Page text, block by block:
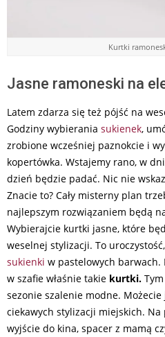
Kurtki
Jasne ramoneski na
Latem zdarza się też pójść na
Godziny wybierania sukienek,
zrobione wcześniej paznokcie i
kopertówka. Wstajemy rano, w
dzień będzie padać. Nic nie
Znacie to? Cały misterny plan
najlepszym rozwiązaniem będą
Wybierajcie kurtki jasne, które
weselnej stylizacji. To
sukienki w pastelowych barwach.
w szafie właśnie takie kurtki.
sezonie szalenie modne.
ciekawych stylizacji miejskich.
wyjście do kina, spacer z mamą